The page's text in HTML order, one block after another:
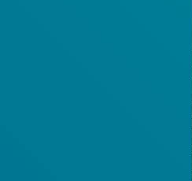
Ez a Cookie-szabályzat
mik azok a sütik (cookie-
használjuk őket, milyen
használunk, azaz
gyűjtünk a cookie-k
használjuk fel ezeket az